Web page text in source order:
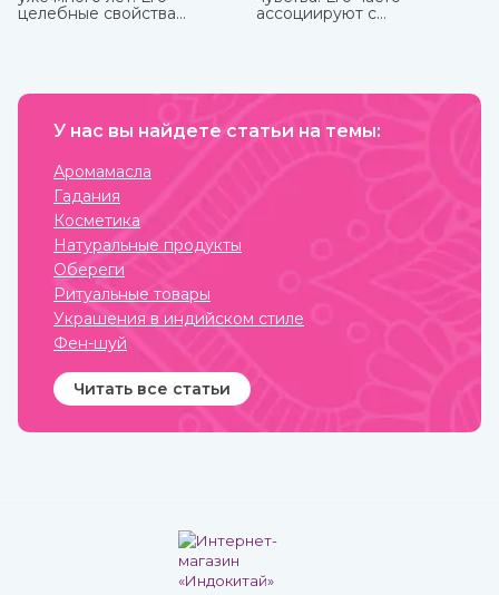
целебные свойства
ассоциируют с
сами деньги и все, что
привлечь финансы.
У нас вы найдете статьи на темы:
Аромамасла
Гадания
Косметика
Натуральные продукты
Обереги
Ритуальные товары
Украшения в индийском стиле
Фен-шуй
Читать все статьи